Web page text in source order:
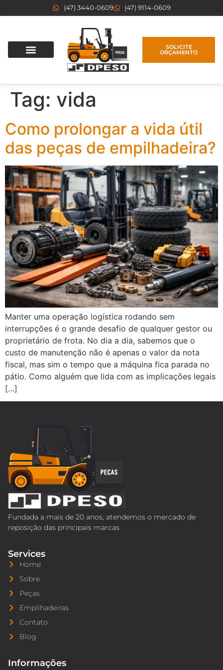
(47) 3440-0609 (47) 9114-0609
SOLICITE
ORÇAMENTO
Tag: vida
Como prolongar a vida útil
das peças de empilhadeira?
Manter uma operação logística rodando sem
interrupções é o grande desafio de qualquer gestor ou
proprietário de frota. No dia a dia, sabemos que o
custo de manutenção não é apenas o valor da nota
fiscal, mas sim o tempo que a máquina fica parada no
pátio. Como alguém que lida com as implicações legais
[…]
Fundada a mais de 20 anos, atendemos o mercado de
reposição das principais marcas
Services
Home
Sobre
Peças
Empilhadeiras
Contato
Blog
Informações